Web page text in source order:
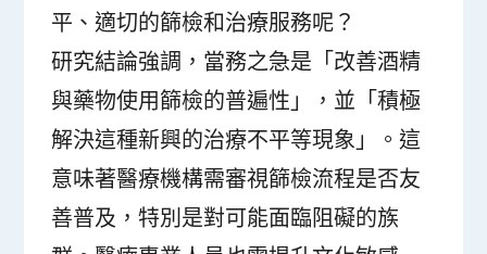
平、適切的篩檢和治療服務呢？
研究結論強調，當務之急是「改善酒精
與藥物使用篩檢的普遍性」，並「積極
解決這種新興的治療不平等現象」。這
意味著醫療機構需審視篩檢流程是否友
善普及，特別是對可能面臨阻礙的族